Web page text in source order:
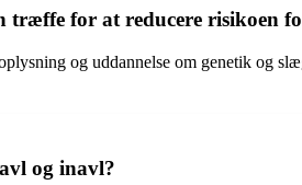
træffe for at reducere risikoen
og uddannelse om genetik og
og inavl?